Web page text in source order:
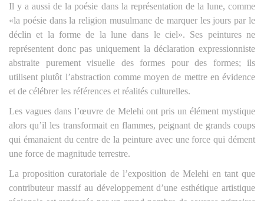
Il y a aussi de la poésie dans la représentation de la lune, comme
«la poésie dans la religion musulmane de marquer les jours par le
déclin et la forme de la lune dans le ciel». Ses peintures ne
représentent donc pas uniquement la déclaration expressionniste
abstraite purement visuelle des formes pour des formes; ils
utilisent plutôt l’abstraction comme moyen de mettre en évidence
et de célébrer les références et réalités culturelles.
Les vagues dans l’œuvre de Melehi ont pris un élément mystique
alors qu’il les transformait en flammes, peignant de grands coups
qui émanaient du centre de la peinture avec une force qui dément
une force de magnitude terrestre.
La proposition curatoriale de l’exposition de Melehi en tant que
contributeur massif au développement d’une esthétique artistique